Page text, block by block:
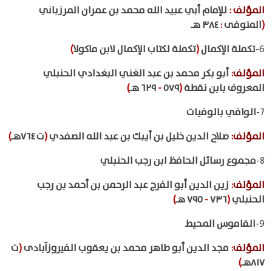
المؤلف: للإمام أبي عبيد الله محمد بن عمران المرزباني
(المتوفى:٣٨٤ هـ
6- تكملة الإكمال(تكملة لكتاب الإكمال لابن ماكولا)
المؤلف:أبو بكر محمد بن عبد الغني البغدادي الحنبلي
المعروف بابن نقطة(٥٧٩-
)
7- الوافي بالوفيات
المؤلف:صلاح الدين خليل بن أيبك بن عبد الله الصفدي(ت ٧٦٤هـ
)
8- مجموع رسائل الحافظ ابن رجب الحنبلي
المؤلف: زين الدين أبو الفرج عبد الرحمن بن أحمد بن رجب
الحنبلي(٧٣٦-
)
9- القاموس المحيط
المؤلف: مجد الدين أبو طاهر محمد بن يعقوب الفيروزآبادى(ت
٨١٧هـ
)